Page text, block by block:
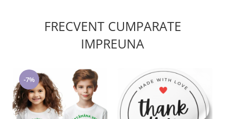
FRECVENT CUMPARATE
IMPREUNA
-7%